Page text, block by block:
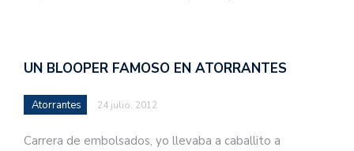
UN BLOOPER FAMOSO EN ATORRANTES
Atorrantes 24 julio, 2012
Carrera de embolsados, yo llevaba a caballito a